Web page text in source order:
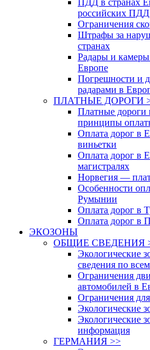
российских ПДД
Ограничения
Штрафы за
странах
Радары и камеры
Европе
Погрешности и
радарами в
ПЛАТНЫЕ ДОРОГИ
Платные
принципы
Оплата дорог в
виньетки
Оплата дорог в
магистралях
Норвегия —
Особенности
Румынии
Оплата дорог в
Оплата дорог в
ЭКОЗОНЫ
ОБЩИЕ СВЕДЕНИЯ
Экологические
сведения по
Ограничения
автомобилей в
Ограничения
Экологические
Экологические
информация
ГЕРМАНИЯ >>